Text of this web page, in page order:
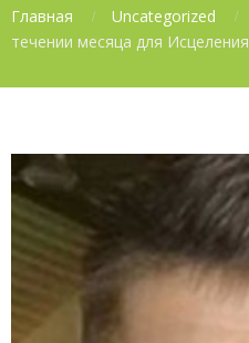
Главная Uncategorized
течении месяца для Исцеления